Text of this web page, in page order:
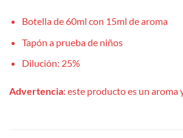
Botella de 60ml con 15ml de aroma
Tapón a prueba de niños
Dilución: 25%
Advertencia: este producto es un aroma